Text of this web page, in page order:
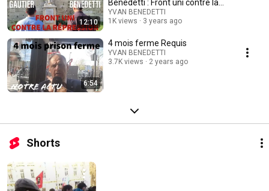
12:10
Benedetti : Front uni contre la
répression
YVAN BENEDETTI
1K views
3 years ago
6:54
4 mois ferme Requis
YVAN BENEDETTI
3.7K views
2 years ago
Shorts